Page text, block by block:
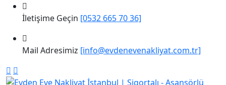
İletişime Geçin [0532 665 70 36]
Mail Adresimiz [info@evdenevenakliyat.com.tr]